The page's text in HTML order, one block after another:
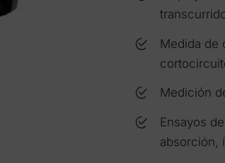
Medida de
Medición
Ensayos
absorción,